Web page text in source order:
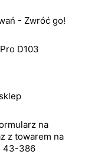
- Zwróć go!
D103
na
z towarem na
43-386